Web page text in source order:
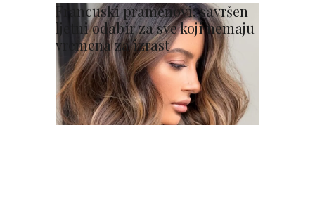
Francuski pramenovi: savršen
ljetni odabir za sve koji nemaju
vremena za izrast